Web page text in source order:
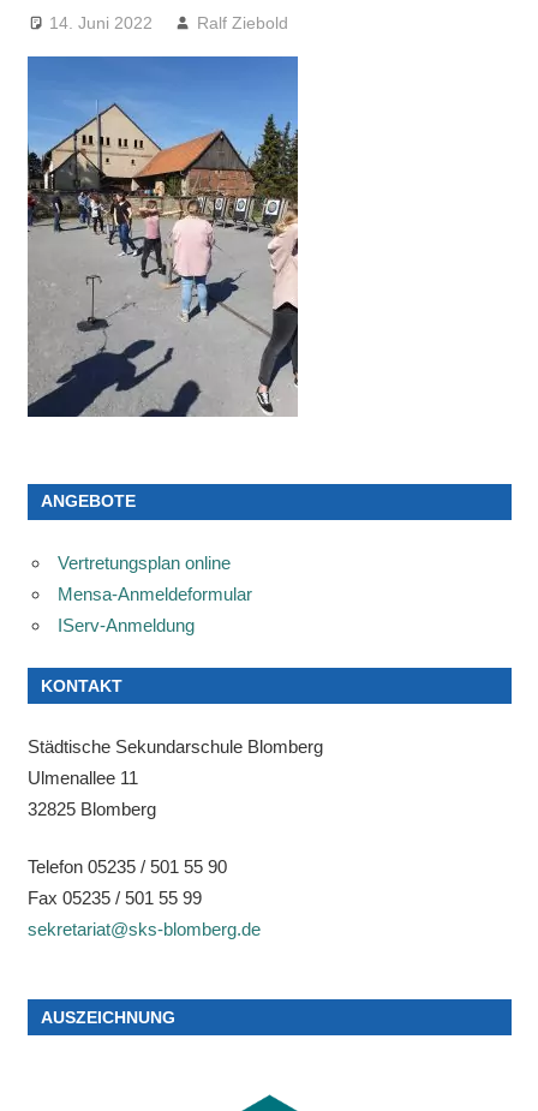
14. Juni 2022 Ralf Ziebold
ANGEBOTE
Vertretungsplan online
Mensa-Anmeldeformular
IServ-Anmeldung
KONTAKT
Städtische Sekundarschule Blomberg
Ulmenallee 11
32825 Blomberg
Telefon 05235 / 501 55 90
Fax 05235 / 501 55 99
sekretariat@sks-blomberg.de
AUSZEICHNUNG